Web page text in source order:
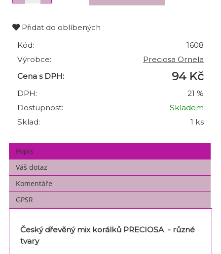
Přidat do oblíbených
Kód:
1608
Výrobce:
Preciosa Ornela
Cena s DPH:
94 Kč
DPH:
21 %
Dostupnost:
Skladem
Sklad:
1 ks
Popis
Váš dotaz
Komentáře
GPSR
Český dřevěný mix korálků PRECIOSA - různé
tvary